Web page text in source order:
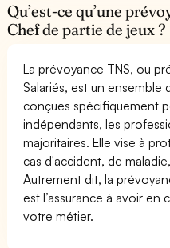
Qu’est-ce qu’une
Chef de partie de jeux ?
La prévoyance TNS, ou
Salariés, est un ensemble
conçues spécifiquement
indépendants, les
majoritaires. Elle vise à
cas d'accident, de
Autrement dit, la
est l’assurance à avoir
votre métier.